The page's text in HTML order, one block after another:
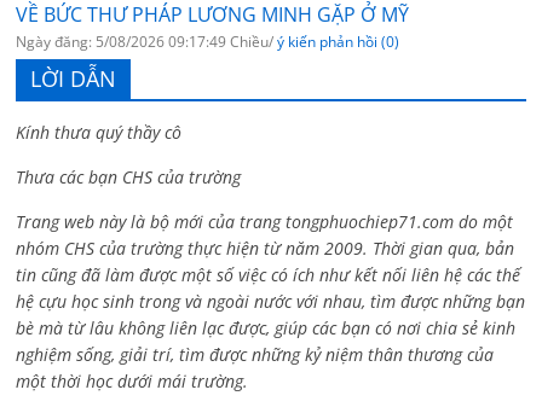
VỀ BỨC THƯ PHÁP LƯƠNG MINH GẶP Ở MỸ
Ngày đăng: 5/08/2026 09:17:49 Chiều/ý kiến phản hồi (0)
LỜI DẪN
Kính thưa quý thầy cô
Thưa các bạn CHS của trường
Trang web này là bộ mới của trang tongphuochiep71.com do một
nhóm CHS của trường thực hiện từ năm 2009. Thời gian qua, bản
tin cũng đã làm được một số việc có ích như kết nối liên hệ các thế
hệ cựu học sinh trong và ngoài nước với nhau, tìm được những bạn
bè mà từ lâu không liên lạc được, giúp các bạn có nơi chia sẻ kinh
nghiệm sống, giải trí, tìm được những kỷ niệm thân thương của
một thời học dưới mái trường.